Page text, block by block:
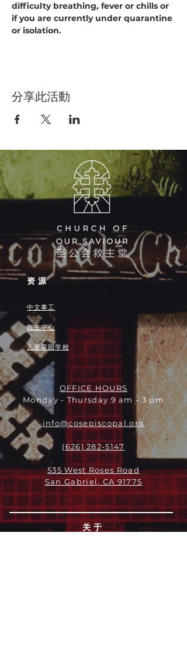
difficulty breathing, fever or chills or
if you are currently under quarantine
or isolation.
分享此活動
资源
中文事工
救主中心
儿童花园学校
OFFICE HOURS
Monday - Thursday 9 am - 3 pm
info@cosepiscopal.org
(626) 282-5147
535 West Roses Road
San Gabriel, CA 91775
关于